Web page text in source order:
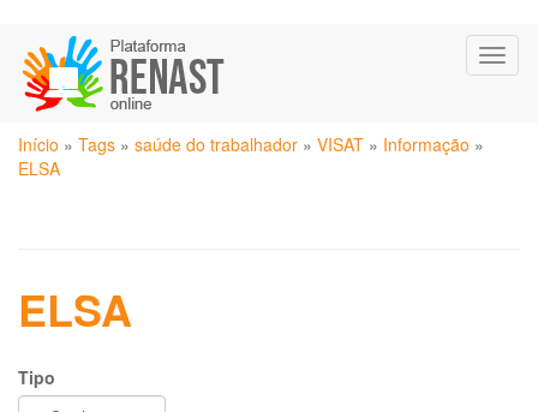
para
conteúdo
principal
Você
está
Início » Tags » saúde do trabalhador » VISAT » Informação »
ELSA
ELSA
Tipo